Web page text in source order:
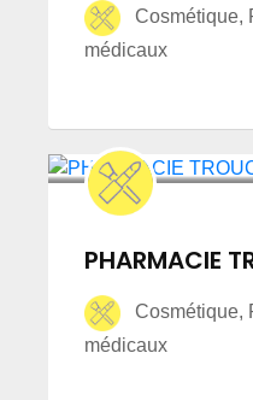
Cosmétique,
médicaux
PHARMACIE
Cosmétique,
médicaux